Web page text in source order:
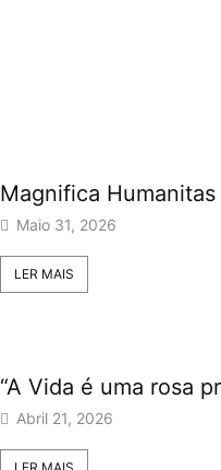
Magnifica Humanitas
Maio 31, 2026
LER MAIS
“A Vida é uma rosa
Abril 21, 2026